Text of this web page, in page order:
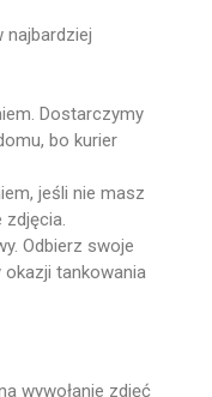
Dostarczymy
bo kurier
jeśli nie masz
Odbierz swoje
tankowania
wywołanie zdjęć